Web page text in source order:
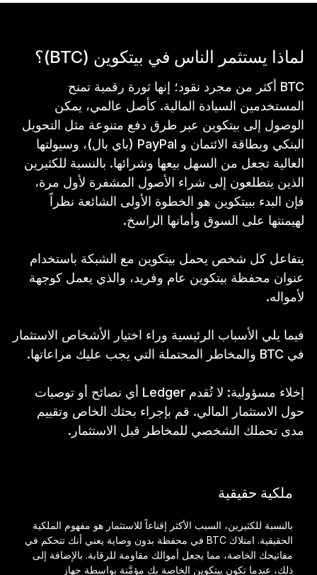
لماذا يستثمر الناس في بيتكوين (BTC)؟
BTC أكثر من مجرد نقود؛ إنها ثورة رقمية تمنح
المستخدمين السيادة المالية. كأصل عالمي، يمكن
الوصول إلى بيتكوين عبر طرق دفع متنوعة مثل التحويل
البنكي وبطاقة الائتمان و PayPal (باي بال)، وسيولتها
العالية تجعل من السهل بيعها وشرائها. بالنسبة للكثيرين
الذين يتطلعون إلى شراء الأصول المشفرة لأول مرة،
فإن البدء ببيتكوين هو الخطوة الأولى الشائعة نظراً
لهيمنتها على السوق وأمانها الراسخ.
يتفاعل كل شخص يحمل بيتكوين مع الشبكة باستخدام
عنوان محفظة بيتكوين عام وفريد، والذي يعمل كوجهة
لأمواله.
فيما يلي الأسباب الرئيسية وراء اختيار الأشخاص الاستثمار
في BTC والمخاطر المحتملة التي يجب عليك مراعاتها.
إخلاء مسؤولية: لا تُقدم Ledger أي نصائح أو توصيات
حول الاستثمار المالي. قم بإجراء بحثك الخاص وتقييم
مدى تحملك الشخصي للمخاطر قبل الاستثمار.
ملكية حقيقية
بالنسبة للكثيرين، السبب الأكثر إقناعاً للاستثمار هو مفهوم الملكية
الحقيقية. امتلاك BTC في محفظة بدون وصاية يعني أنك تتحكم في
مفاتيحك الخاصة، مما يجعل أموالك مقاومة للرقابة. بالإضافة إلى
ذلك، عندما تكون بيتكوين الخاصة بك مؤمَّنة بواسطة جهاز